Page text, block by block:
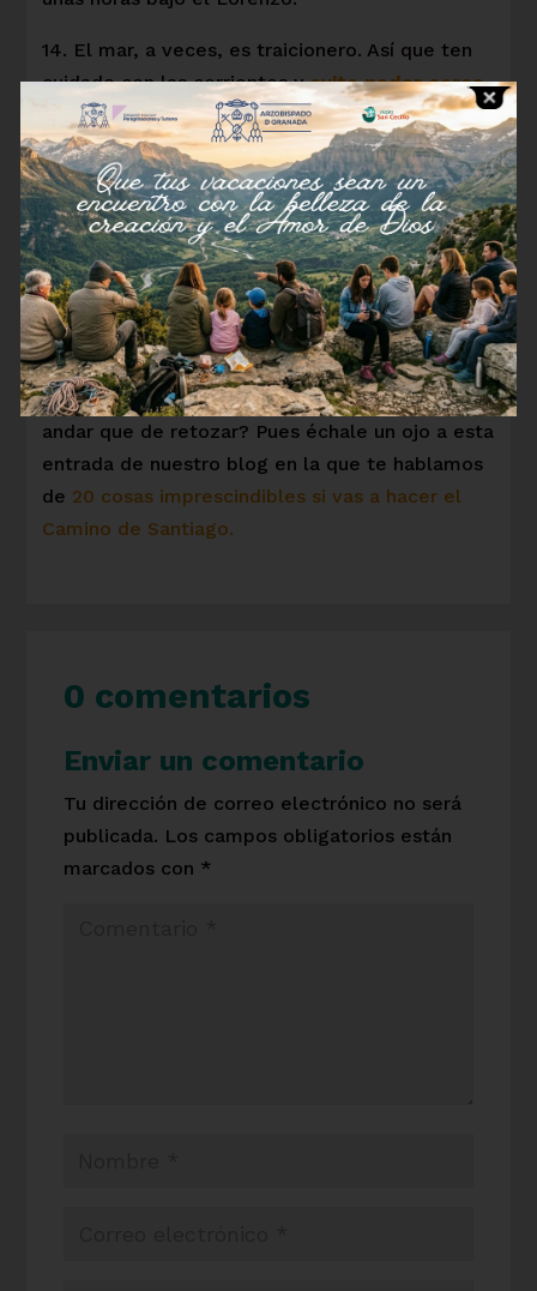
14. El mar, a veces, es traicionero. Así que ten
cuidado con las corrientes yevita nadar cerca
de rocas, porque podrías acariciarlas de una
forma más dolorosa de la cuenta.
15.Ojo con las medusas, que pueden
estropearte un magnífico día de playa.
Y a ti, ¿se te ocurre alguna cosa más para
disfrutar tu día de playa a tope y por todo lo
alto?
¿Eres más de ‘monte que de playa’? ¿Más de
andar que de retozar? Pues échale un ojo a esta
entrada de nuestro blog en la que te hablamos
de 20 cosas imprescindibles si vas a hacer el
Camino de Santiago.
0 comentarios
Enviar un comentario
Tu dirección de correo electrónico no será
publicada. Los campos obligatorios están
marcados con *